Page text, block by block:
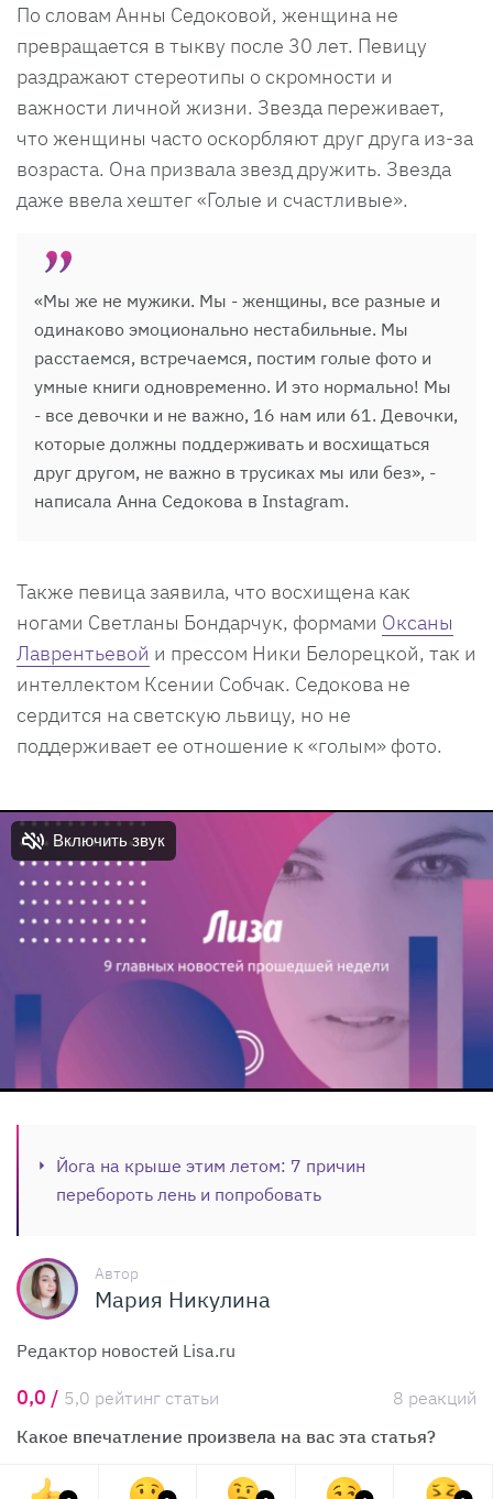
По словам Анны Седоковой, женщина не
превращается в тыкву после 30 лет. Певицу
раздражают стереотипы о скромности и
важности личной жизни. Звезда переживает,
что женщины часто оскорбляют друг друга из-за
возраста. Она призвала звезд дружить. Звезда
даже ввела хештег «Голые и счастливые».
«Мы же не мужики. Мы - женщины, все разные и
одинаково эмоционально нестабильные. Мы
расстаемся, встречаемся, постим голые фото и
умные книги одновременно. И это нормально! Мы
- все девочки и не важно, 16 нам или 61. Девочки,
которые должны поддерживать и восхищаться
друг другом, не важно в трусиках мы или без», -
написала Анна Седокова в Instagram.
Также певица заявила, что восхищена как
ногами Светланы Бондарчук, формами Оксаны
Лаврентьевой и прессом Ники Белорецкой, так и
интеллектом Ксении Собчак. Седокова не
сердится на светскую львицу, но не
поддерживает ее отношение к «голым» фото.
Йога на крыше этим летом: 7 причин
перебороть лень и попробовать
Автор
Мария Никулина
Редактор новостей Lisa.ru
0,0 / 5,0 рейтинг статьи
8 реакций
Какое впечатление произвела на вас эта статья?